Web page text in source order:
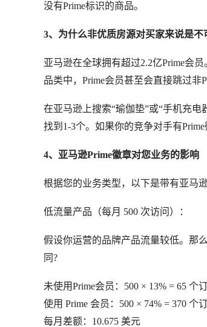
没有Prime标识的商品。
3、为什么非优质房源对买家来说是不
亚马逊在全球拥有超过2.2亿Prime会
品类中，Prime会员甚至会直接跳过非
在亚马逊上搜索“瑜伽垫”或“手机充
找到1-3个。如果你的竞争对手有
4、亚马逊Prime徽章对您业务的影响
根据您的业务类型，以下是带有亚马
低流量产品（每月 500 次访问）：
假设你运营的品牌产品流量较低。那
同?
未使用Prime会员：500 × 13% = 65 个
使用 Prime 会员：500 × 74% = 370 个
每月差额：10.675 美元